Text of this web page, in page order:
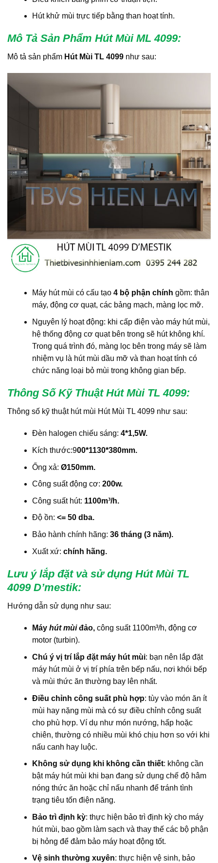
Hút khử mùi trực tiếp bằng than hoạt tính.
Mô Tả Sản Phẩm Hút Mùi ML 4099:
Mô tả sản phẩm Hút Mùi TL 4099 như sau:
Máy hút mùi có cấu tạo 4 bộ phận chính gồm: thân
máy, động cơ quạt, các bảng mạch, màng lọc mỡ.
Nguyên lý hoạt động: khi cấp điện vào máy hút mùi,
hệ thống động cơ quạt bên trong sẽ hút không khí.
Trong quá trình đó, màng lọc bên trong máy sẽ làm
nhiệm vụ là hút mùi dầu mỡ và than hoạt tính có
chức năng loại bỏ mùi trong không gian bếp.
Thông Số Kỹ Thuật Hút Mùi TL 4099:
Thông số kỹ thuật hút mùi Hút Mùi TL 4099 như sau:
Đèn halogen chiếu sáng: 4*1,5W.
Kích thước:900*1130*380mm.
Ống xả: Ø150mm.
Công suất động cơ: 200w.
Công suất hút: 1100m³/h.
Độ ồn: <= 50 dba.
Bảo hành chính hãng: 36 tháng (3 năm).
Xuất xứ: chính hãng.
Lưu ý lắp đặt và sử dụng Hút Mùi TL
4099 D’mestik:
Hướng dẫn sử dụng như sau:
Máy hút mùiđảo,công suất 1100m³/h, động cơ
motor (turbin).
Chú ý vị trí lắp đặt máy hút mùi: bạn nên lắp đặt
máy hút mùi ở vị trí phía trên bếp nấu, nơi khói bếp
và mùi thức ăn thường bay lên nhất.
Điều chỉnh công suất phù hợp: tùy vào món ăn ít
mùi hay nặng mùi mà có sự điều chỉnh công suất
cho phù hợp. Ví dụ như món nướng, hấp hoặc
chiên, thường có nhiều mùi khó chịu hơn so với khi
nấu canh hay luộc.
Không sử dụng khi không cần thiết: không cần
bật máy hút mùi khi bạn đang sử dụng chế độ hâm
nóng thức ăn hoặc chỉ nấu nhanh để tránh tình
trạng tiêu tốn điện năng.
Bảo trì định kỳ: thực hiện bảo trì định kỳ cho máy
hút mùi, bao gồm làm sạch và thay thế các bộ phận
bị hỏng để đảm bảo máy hoạt động tốt.
Vệ sinh thường xuyên: thực hiện vệ sinh, bảo